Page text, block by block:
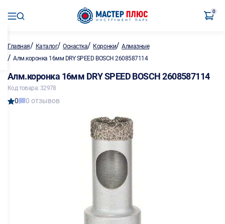
0
Главная/ Каталог/Оснастка/ Коронки/Алмазные
/ Алм.коронка 16мм DRY SPEED BOSCH 2608587114
Алм.коронка 16мм DRY SPEED BOSCH 2608587114
Код товара: 32978
0 0 отзывов